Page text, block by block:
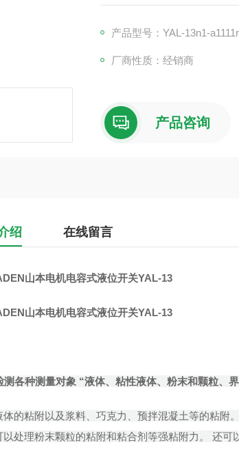
・与大多数测量材料兼容，
产品型号：YAL-13n1-
厂商性质：经销商
产品咨询
绍 在线留言
山本电机电容式液位开关YAL-13
山本电机电容式液位开关YAL-13
测各种测量对象 “液体、粘性液体、粉末和颗粒、
体的粘附以及浆料、巧克力、预拌混凝土等的粘附。
以处理粉末颗粒的粘附和粘合剂等强粘附力。 还可